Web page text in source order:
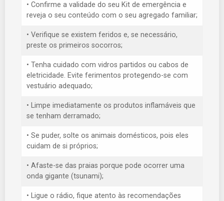
• Confirme a validade do seu Kit de emergência e
reveja o seu conteúdo com o seu agregado familiar;
• Verifique se existem feridos e, se necessário,
preste os primeiros socorros;
• Tenha cuidado com vidros partidos ou cabos de
eletricidade. Evite ferimentos protegendo-se com
vestuário adequado;
• Limpe imediatamente os produtos inflamáveis que
se tenham derramado;
• Se puder, solte os animais domésticos, pois eles
cuidam de si próprios;
• Afaste-se das praias porque pode ocorrer uma
onda gigante (tsunami);
• Ligue o rádio, fique atento às recomendações